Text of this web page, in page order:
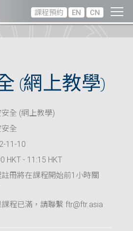
課程預約 EN CN
(網上教學)
全 (網上教學)
全
11-10
HKT - 11:15 HKT
註冊將在課程開始前1小時關
程已滿，請聯繫 ftr@ftr.asia